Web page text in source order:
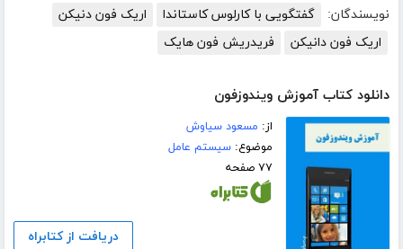
نویسندگان: گفتگویی با کارلوس کاستاندا
اریک فون دنیکن
اریک فون دانیکن
فریدریش فون هایک
دانلود کتاب آموزش ویندوزفون
از: مسعود سیاوش
موضوع:سیستم عامل
۷۷ صفحه
دریافت از کتابراه